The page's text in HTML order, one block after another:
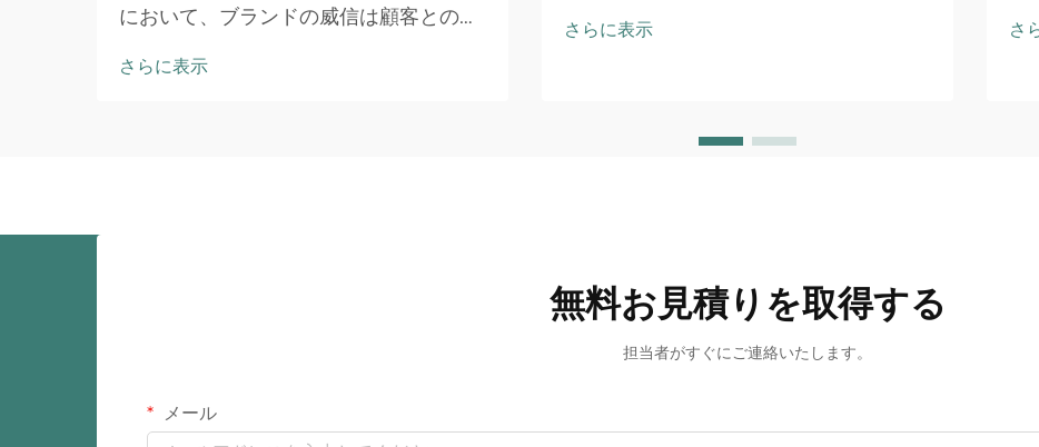
において、ブランドの威信は顧客とのあ
意によって築かれます。カスタムジュエ
さらに表示
る極めて重要な意思決定です。新規ジュ
さらに表示
え
さ
無料お見積りを取得する
担当者がすぐにご連絡いたします。
メール